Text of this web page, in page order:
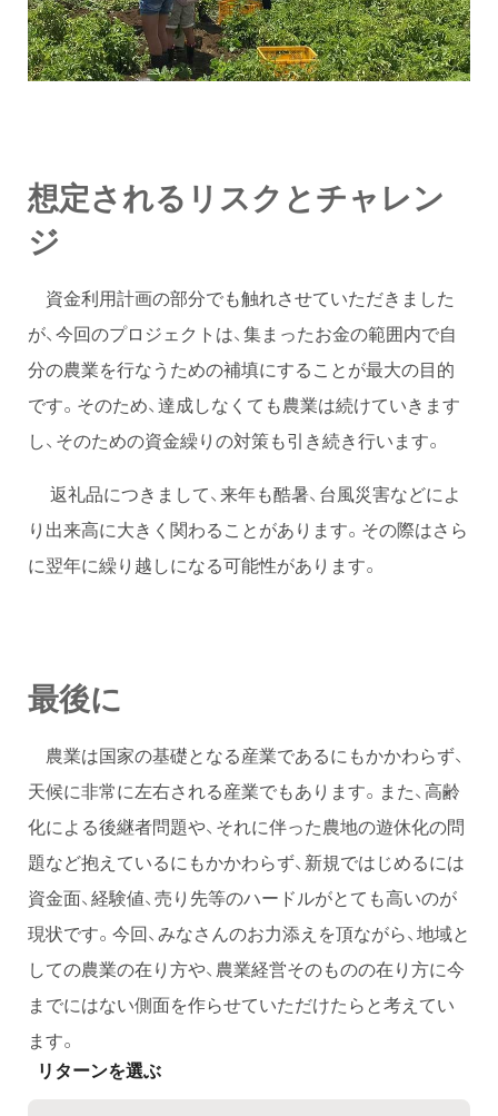
想定されるリスクとチャレン
ジ
資金利用計画の部分でも触れさせていただきました
が、今回のプロジェクトは、集まったお金の範囲内で自
分の農業を行なうための補填にすることが最大の目的
です。そのため、達成しなくても農業は続けていきます
し、そのための資金繰りの対策も引き続き行います。
返礼品につきまして、来年も酷暑、台風災害などによ
り出来高に大きく関わることがあります。その際はさら
に翌年に繰り越しになる可能性があります。
最後に
農業は国家の基礎となる産業であるにもかかわらず、
天候に非常に左右される産業でもあります。また、高齢
化による後継者問題や、それに伴った農地の遊休化の問
題など抱えているにもかかわらず、新規ではじめるには
資金面、経験値、売り先等のハードルがとても高いのが
現状です。今回、みなさんのお力添えを頂ながら、地域と
しての農業の在り方や、農業経営そのものの在り方に今
までにはない側面を作らせていただけたらと考えてい
ます。
リターンを選ぶ